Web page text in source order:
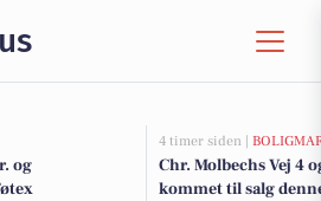
og
4 timer siden |
Chr. Molbechs Vej 4
kommet til salg